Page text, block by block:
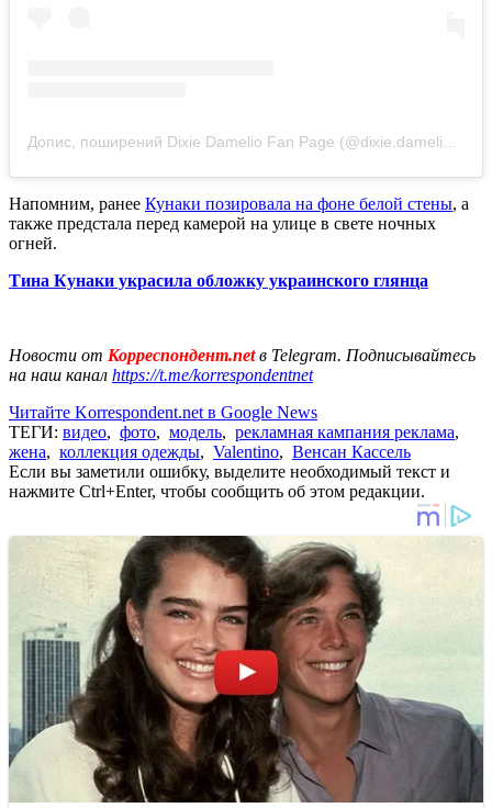
Допис, поширений Dixie Damelio Fan Page (@dixie.dameliofan)
Напомним, ранее Кунаки позировала на фоне белой стены, а
также предстала перед камерой на улице в свете ночных
огней.
Тина Кунаки украсила обложку украинского глянца
Новости от Корреспондент.netв Telegram. Подписывайтесь
на наш канал https://t.me/korrespondentnet
Читайте Korrespondent.net в Google News
ТЕГИ: видео, фото, модель, рекламная кампания реклама,
жена, коллекция одежды, Valentino, Венсан Кассель
Если вы заметили ошибку, выделите необходимый текст и
нажмите Ctrl+Enter, чтобы сообщить об этом редакции.